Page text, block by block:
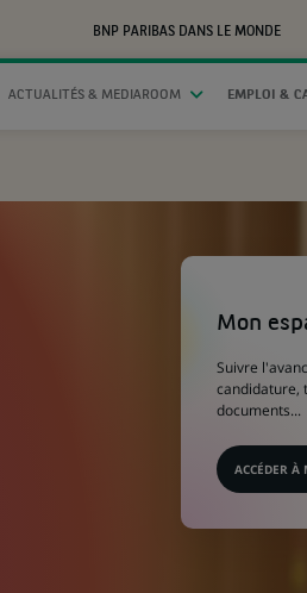
BNP PARIBAS DANS LE MONDE
ACTUALITÉS & MEDIAROOM EMPLOI &
Mon
Suivre
candidature,
documents...
ACCÉDER À
(Ce
s'ouvre
dans
nouvel
onglet)